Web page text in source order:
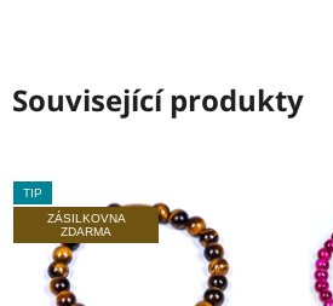
Související produkty
TIP
ZÁSILKOVNA
ZDARMA